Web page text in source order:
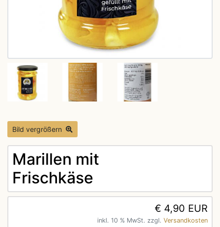
Bild vergrößern
Marillen mit
Frischkäse
€ 4,90 EUR
inkl. 10 % MwSt. zzgl. Versandkosten